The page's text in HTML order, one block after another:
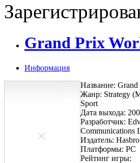
Grand Prix
Информация
Название:
Жанр: Strategy
Sport
Дата выхода:
Разработчик:
Communications
Издатель:
Платформы: PC
Рейтинг игры: